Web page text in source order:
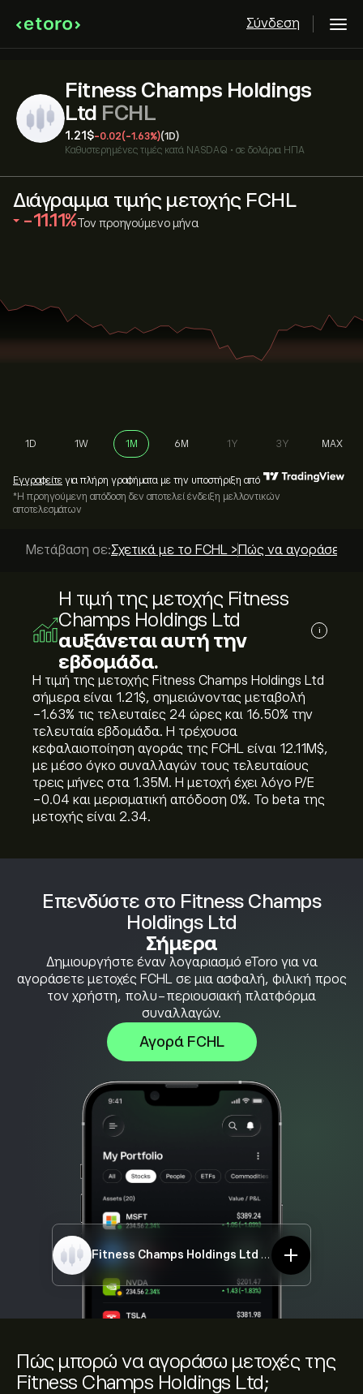
Σύνδεση
Fitness Champs Holdings
Ltd FCHL
1.21‎$‎-0.02(-1.63%)(1D)
Καθυστερημένες τιμές κατά NASDAQ • σε δολάρια ΗΠΑ
Επενδύστε στο Fitness Champs
Holdings Ltd
Σήμερα
Δημιουργήστε έναν λογαριασμό eToro για να
αγοράσετε μετοχές FCHL σε μια ασφαλή, φιλική προς
τον χρήστη, πολυ-περιουσιακή πλατφόρμα
συναλλαγών.
Αγορά FCHL
Fitness Champs Holdings Ltd FCHL
Διάγραμμα τιμής μετοχής FCHL
‎-11.11‎ Τον προηγούμενο μήνα
1D 1W 1M 6M 1Y 3Y MAX
Εγγραφείτε για πλήρη γραφήματα με την υποστήριξη από
*Η προηγούμενη απόδοση δεν αποτελεί ένδειξη μελλοντικών
αποτελεσμάτων
Μετάβαση σε:Σχετικά με το FCHL > Πώς να αγοράσετε;
Η τιμή της μετοχής Fitness
Champs Holdings Ltd
αυξάνεται αυτή την
εβδομάδα.
i
Η τιμή της μετοχής Fitness Champs Holdings Ltd
σήμερα είναι 1.21‎$‎, σημειώνοντας μεταβολή
‎-1.63‎% τις τελευταίες 24 ώρες και ‎16.50‎% την
τελευταία εβδομάδα. Η τρέχουσα
κεφαλαιοποίηση αγοράς της FCHL είναι 12.11M‎$‎,
με μέσο όγκο συναλλαγών τους τελευταίους
τρεις μήνες στα 1.35M. Η μετοχή έχει λόγο P/E
-0.04 και μερισματική απόδοση 0%. Το beta της
μετοχής είναι 2.34.
Πώς μπορώ να αγοράσω μετοχές της
Fitness Champs Holdings Ltd;